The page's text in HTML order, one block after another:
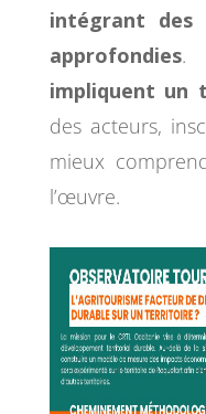
intégrant des
approfondies.
impliquent un
des acteurs,
mieux
l’œuvre.